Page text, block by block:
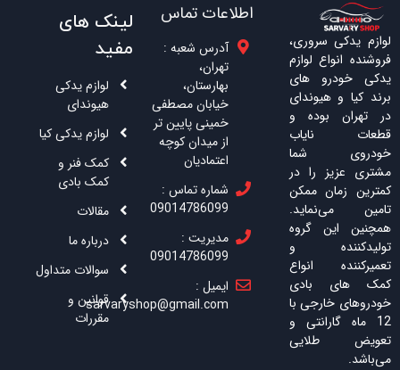
لوازم یدکی سروری،
فروشنده انواع لوازم
یدکی خودرو های
برند کیا و هیوندای
در تهران بوده و
قطعات نایاب
خودروی شما
مشتری عزیز را در
کمترین زمان ممکن
تامین می‌نماید.
همچنین این گروه
تولیدکننده و
تعمیرکننده انواع
کمک های بادی
خودروهای خارجی با
12 ماه گارانتی و
تعویض طلایی
می‌باشد.
اطلاعات تماس
آدرس شعبه :
تهران،
بهارستان،
خیابان مصطفی
خمینی پایین تر
از میدان کوچه
اعتمادیان
شماره تماس :
09014786099
مدیریت :
09014786099
ایمیل :
sarvaryshop@gmail.com
لینک های
مفید
لوازم یدکی
هیوندای
لوازم یدکی کیا
کمک فنر و
کمک بادی
مقالات
درباره ما
سوالات متداول
قوانین و
مقررات